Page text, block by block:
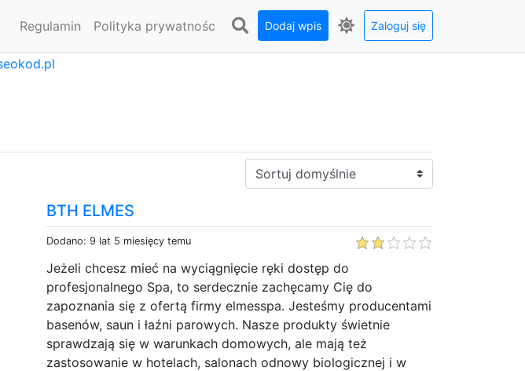
Regulamin Polityka prywatnośc Dodaj wpis Zaloguj się
Sortuj:
BTH ELMES
Dodano: 9 lat 5 miesięcy temu
Jeżeli chcesz mieć na wyciągnięcie ręki dostęp do
profesjonalnego Spa, to serdecznie zachęcamy Cię do
zapoznania się z ofertą firmy elmesspa. Jesteśmy producentami
basenów, saun i łaźni parowych. Nasze produkty świetnie
sprawdzają się w warunkach domowych, ale mają też
zastosowanie w hotelach, salonach odnowy biologicznej i w